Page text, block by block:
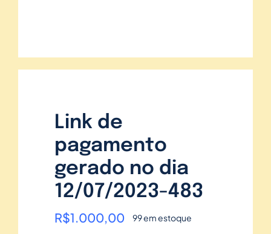
Link de
pagamento
gerado no dia
12/07/2023-483
R$1.000,00 99 em estoque